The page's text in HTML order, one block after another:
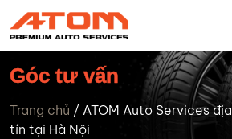
Góc tư vấn
Trang chủ / ATOM Auto Services
tín tại Hà Nội